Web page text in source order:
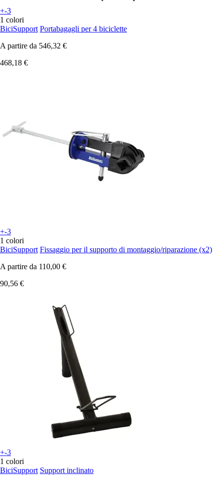
+-3
1 colori
BiciSupport Portabagagli per 4 biciclette
A partire da 546,32 €
468,18 €
+-3
1 colori
BiciSupport Fissaggio per il supporto di montaggio/riparazione (x2)
A partire da 110,00 €
90,56 €
+-3
1 colori
BiciSupport Support inclinato